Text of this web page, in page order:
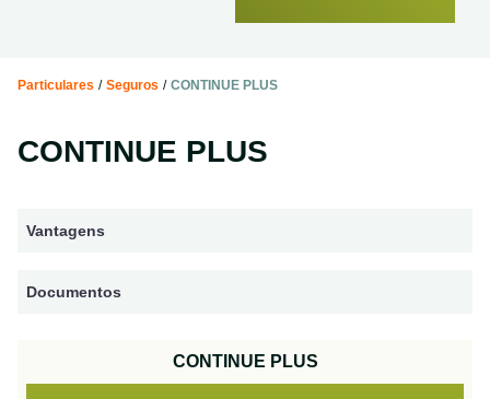
Particulares / Seguros / CONTINUE PLUS
CONTINUE PLUS
Vantagens
Documentos
CONTINUE PLUS